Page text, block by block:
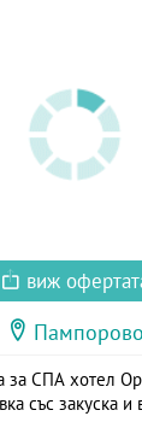
виж
Пампорово
за СПА хотел
със закуска и